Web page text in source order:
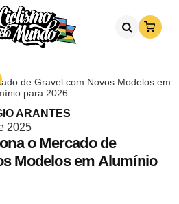
Loja
de Gravel com Novos Modelos em
para 2026
ARANTES
2025
o Mercado de
Modelos em Alumínio